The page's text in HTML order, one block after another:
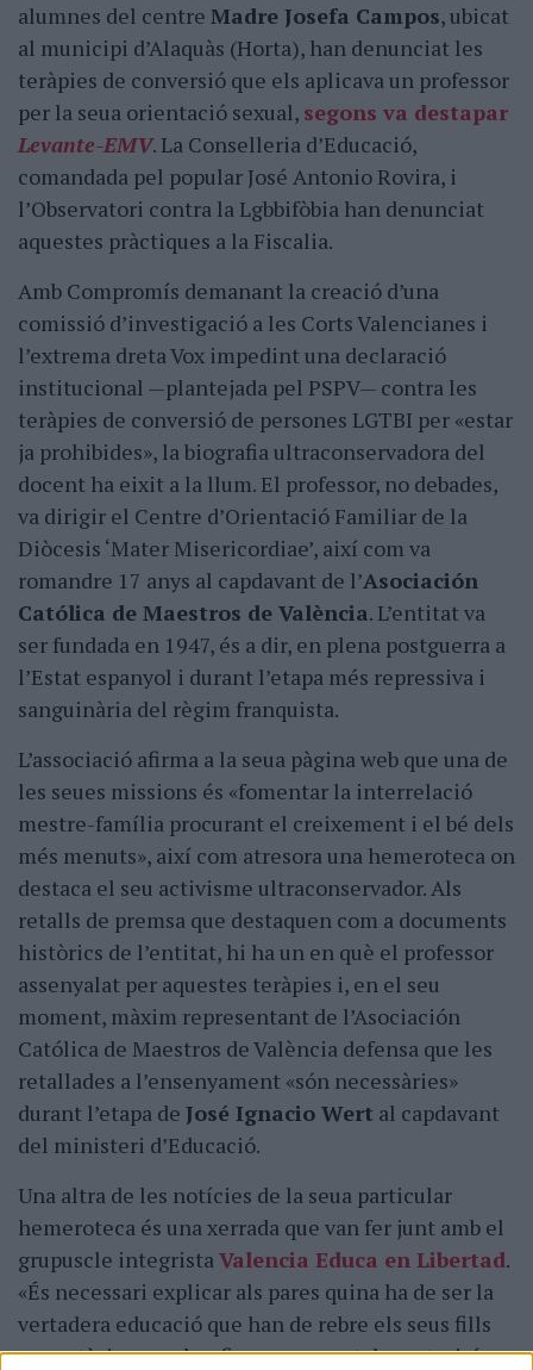
alumnes del centre Madre Josefa Campos, ubicat
al municipi d’Alaquàs (Horta), han denunciat les
teràpies de conversió que els aplicava un professor
per la seua orientació sexual, segons va destapar
Levante-EMV. La Conselleria d’Educació,
comandada pel popular José Antonio Rovira, i
l’Observatori contra la Lgbbifòbia han denunciat
aquestes pràctiques a la Fiscalia.
Amb Compromís demanant la creació d’una
comissió d’investigació a les Corts Valencianes i
l’extrema dreta Vox impedint una declaració
institucional —plantejada pel PSPV— contra les
teràpies de conversió de persones LGTBI per «estar
ja prohibides», la biografia ultraconservadora del
docent ha eixit a la llum. El professor, no debades,
va dirigir el Centre d’Orientació Familiar de la
Diòcesis ‘Mater Misericordiae’, així com va
romandre 17 anys al capdavant de l’Asociación
Católica de Maestros de València. L’entitat va
ser fundada en 1947, és a dir, en plena postguerra a
l’Estat espanyol i durant l’etapa més repressiva i
sanguinària del règim franquista.
L’associació afirma a la seua pàgina web que una de
les seues missions és «fomentar la interrelació
mestre-família procurant el creixement i el bé dels
més menuts», així com atresora una hemeroteca on
destaca el seu activisme ultraconservador. Als
retalls de premsa que destaquen com a documents
històrics de l’entitat, hi ha un en què el professor
assenyalat per aquestes teràpies i, en el seu
moment, màxim representant de l’Asociación
Católica de Maestros de València defensa que les
retallades a l’ensenyament «són necessàries»
durant l’etapa de José Ignacio Wert al capdavant
del ministeri d’Educació.
Una altra de les notícies de la seua particular
hemeroteca és una xerrada que van fer junt amb el
grupuscle integristaValencia Educa en Libertad.
«És necessari explicar als pares quina ha de ser la
vertadera educació que han de rebre els seus fills
en matèria sexual», afirmava aquest docent, així